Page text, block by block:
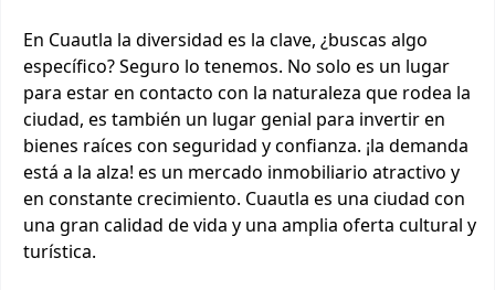
En Cuautla la diversidad es la clave, ¿buscas algo
específico? Seguro lo tenemos. No solo es un lugar
para estar en contacto con la naturaleza que rodea la
ciudad, es también un lugar genial para invertir en
bienes raíces con seguridad y confianza. ¡la demanda
está a la alza! es un mercado inmobiliario atractivo y
en constante crecimiento. Cuautla es una ciudad con
una gran calidad de vida y una amplia oferta cultural y
turística.